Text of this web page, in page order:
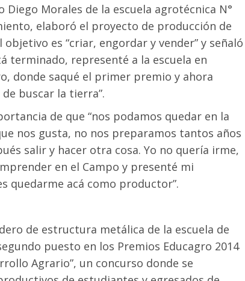
Diego Morales de la escuela agrotécnica N°
elaboró el proyecto de producción de
objetivo es “criar, engordar y vender” y señaló
terminado, representé a la escuela en
donde saqué el primer premio y ahora
buscar la tierra”.
de que “nos podamos quedar en la
nos gusta, no nos preparamos tantos años
salir y hacer otra cosa. Yo no quería irme,
en el Campo y presenté mi
quedarme acá como productor”.
de estructura metálica de la escuela de
puesto en los Premios Educagro 2014
Agrario”, un concurso donde se